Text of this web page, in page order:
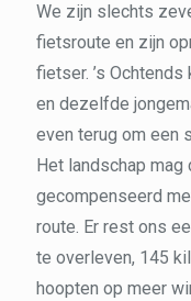
We zijn slechts
fietsroute en zijn
fietser. ’s Ochtends
en dezelfde
even terug om een
Het landschap
gecompenseerd
route. Er rest ons
te overleven, 145
hoopten op meer